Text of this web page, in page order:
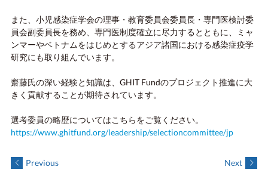
また、小児感染症学会の理事・教育委員会委員長・専門医検討委
員会副委員長を務め、専門医制度確立に尽力するとともに、ミャ
ンマーやベトナムをはじめとするアジア諸国における感染症疫学
研究にも取り組んでいます。
齋藤氏の深い経験と知識は、GHIT Fundのプロジェクト推進に大
きく貢献することが期待されています。
選考委員の略歴についてはこちらをご覧ください。
https://www.ghitfund.org/leadership/selectioncommittee/jp
Previous Next